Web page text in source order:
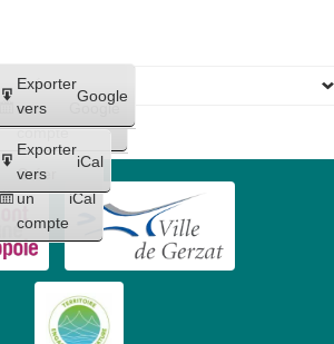
Créer
un
compte
Google
Créer
un
compte
iCal
Exporter
vers
Google
Exporter
vers
iCal